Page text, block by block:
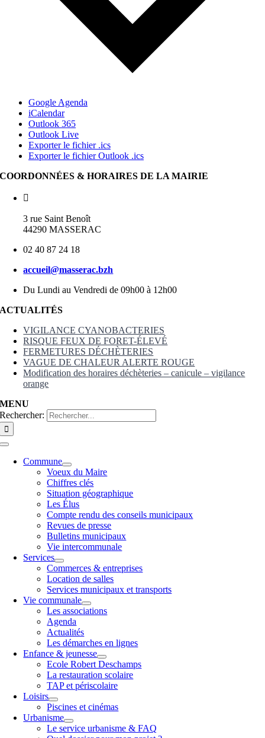
Google Agenda
iCalendar
Outlook 365
Outlook Live
Exporter le fichier .ics
Exporter le fichier Outlook .ics
COORDONNÉES & HORAIRES DE LA MAIRIE
3 rue Saint Benoît
44290 MASSERAC
02 40 87 24 18
accueil@masserac.bzh
Du Lundi au Vendredi de 09h00 à 12h00
ACTUALITÉS
VIGILANCE CYANOBACTERIES
RISQUE FEUX DE FORET-ÉLEVÉ
FERMETURES DÉCHÈTERIES
VAGUE DE CHALEUR ALERTE ROUGE
Modification des horaires déchèteries – canicule – vigilance
orange
MENU
Rechercher:
Commune
Voeux du Maire
Chiffres clés
Situation géographique
Les Élus
Compte rendu des conseils municipaux
Revues de presse
Bulletins municipaux
Vie intercommunale
Services
Commerces & entreprises
Location de salles
Services municipaux et transports
Vie communale
Les associations
Agenda
Actualités
Les démarches en lignes
Enfance & jeunesse
Ecole Robert Deschamps
La restauration scolaire
TAP et périscolaire
Loisirs
Piscines et cinémas
Urbanisme
Le service urbanisme & FAQ